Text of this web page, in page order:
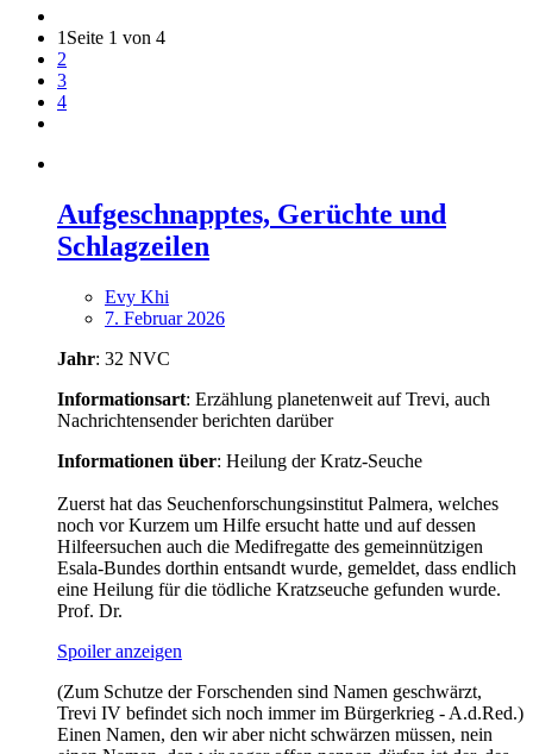
1 Seite 1 von 4
2
3
4
Aufgeschnapptes, Gerüchte und
Schlagzeilen
Evy Khi
7. Februar 2026
Jahr: 32 NVC
Informationsart: Erzählung planetenweit auf Trevi, auch
Nachrichtensender berichten darüber
Informationen über: Heilung der Kratz-Seuche
Zuerst hat das Seuchenforschungsinstitut Palmera, welches
noch vor Kurzem um Hilfe ersucht hatte und auf dessen
Hilfeersuchen auch die Medifregatte des gemeinnützigen
Esala-Bundes dorthin entsandt wurde, gemeldet, dass endlich
eine Heilung für die tödliche Kratzseuche gefunden wurde.
Prof. Dr.
Spoiler anzeigen
(Zum Schutze der Forschenden sind Namen geschwärzt,
Trevi IV befindet sich noch immer im Bürgerkrieg - A.d.Red.)
Einen Namen, den wir aber nicht schwärzen müssen, nein